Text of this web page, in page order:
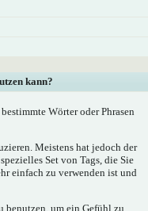
kann?
Wörter oder Phrasen
Meistens hat jedoch der
Set von Tags, die Sie
einfach zu verwenden ist und
um ein Gefühl zu